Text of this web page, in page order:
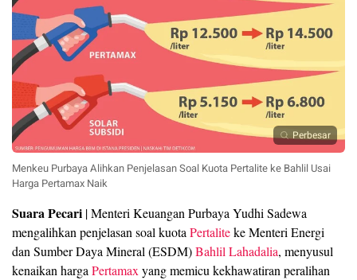
Perbesar
Menkeu Purbaya Alihkan Penjelasan Soal Kuota Pertalite ke Bahlil Usai
Harga Pertamax Naik
Suara Pecari | Menteri Keuangan Purbaya Yudhi Sadewa
mengalihkan penjelasan soal kuota Pertaliteke Menteri Energi
dan Sumber Daya Mineral (ESDM)Bahlil Lahadalia, menyusul
kenaikan harga Pertamax yang memicu kekhawatiran peralihan